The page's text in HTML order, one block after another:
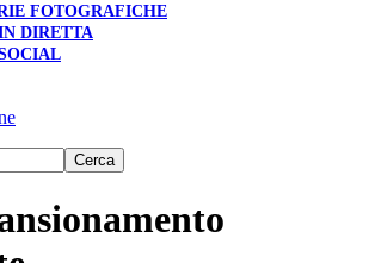
FOTOGRAFICHE
DIRETTA